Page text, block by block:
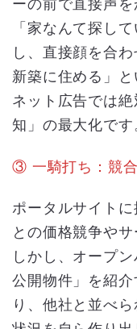
ーの前で直接声を
「家なんて探し
し、直接顔を合
新築に住める」と
ネット広告では
知」の最大化です
③ 一騎打ち：競
ポータルサイト
との価格競争や
しかし、オープ
公開物件」を紹
り、他社と並べ